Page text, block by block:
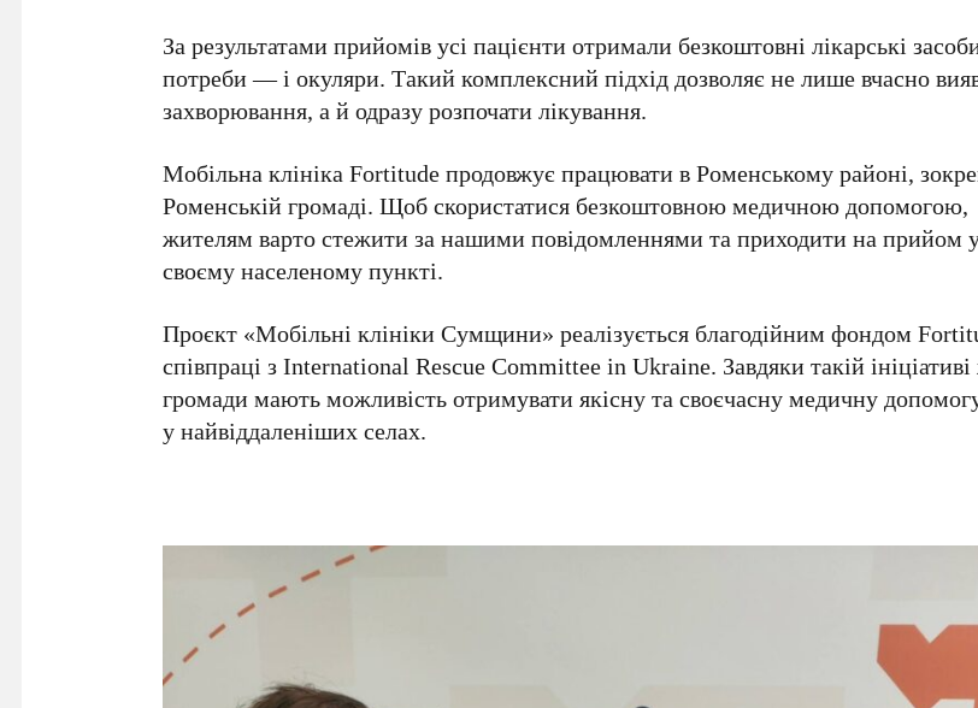
За результатами прийомів усі пацієнти отримали безкоштовні лікарські
потреби — і окуляри. Такий комплексний підхід дозволяє не лише вчасно
захворювання, а й одразу розпочати лікування.
Мобільна клініка Fortitude продовжує працювати в Роменському районі,
Роменській громаді. Щоб скористатися безкоштовною медичною допомогою,
жителям варто стежити за нашими повідомленнями та приходити на прийом
своєму населеному пункті.
Проєкт «Мобільні клініки Сумщини» реалізується благодійним фондом
співпраці з International Rescue Committee in Ukraine. Завдяки такій
громади мають можливість отримувати якісну та своєчасну медичну
у найвіддаленіших селах.